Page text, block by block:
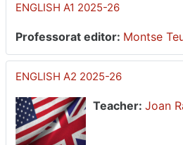
ENGLISH A1 2025-26
Professorat editor: Montse
ENGLISH A2 2025-26
Teacher: Joan